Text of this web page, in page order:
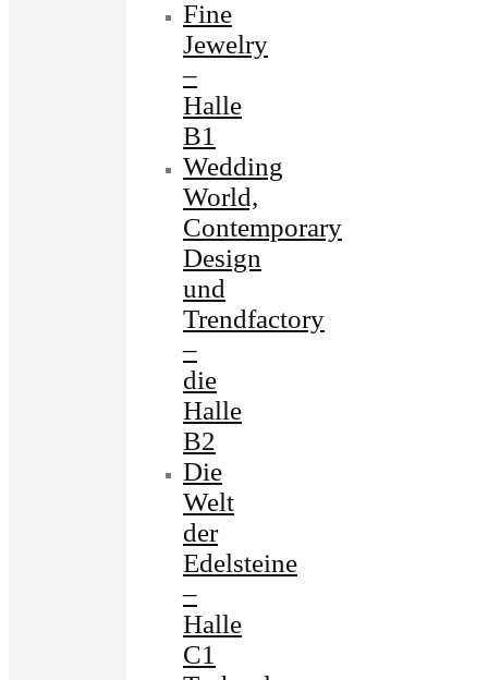
Fine
Jewelry
–
Halle
B1
Wedding
World,
Contemporary
Design
und
Trendfactory
–
die
Halle
B2
Die
Welt
der
Edelsteine
–
Halle
C1